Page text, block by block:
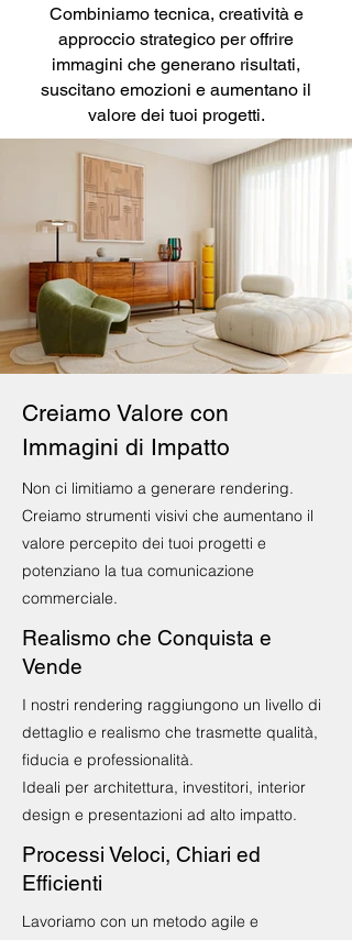
Combiniamo tecnica, creatività e
approccio strategico per offrire
immagini che generano risultati,
suscitano emozioni e aumentano il
valore dei tuoi progetti.
Creiamo Valore con
Immagini di Impatto
Non ci limitiamo a generare rendering.
Creiamo strumenti visivi che aumentano il
valore percepito dei tuoi progetti e
potenziano la tua comunicazione
commerciale.
Realismo che Conquista e
Vende
I nostri rendering raggiungono un livello di
dettaglio e realismo che trasmette qualità,
fiducia e professionalità.
Ideali per architettura, investitori, interior
design e presentazioni ad alto impatto.
Processi Veloci, Chiari ed
Efficienti
Lavoriamo con un metodo agile e